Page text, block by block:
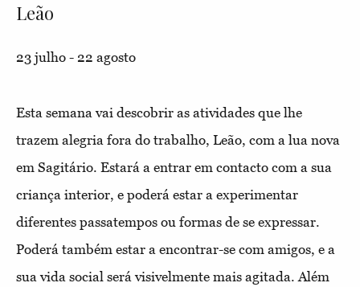
Leão
23 julho - 22 agosto
Esta semana vai descobrir as atividades que lhe
trazem alegria fora do trabalho, Leão, com a lua nova
em Sagitário. Estará a entrar em contacto com a sua
criança interior, e poderá estar a experimentar
diferentes passatempos ou formas de se expressar.
Poderá também estar a encontrar-se com amigos, e a
sua vida social será visivelmente mais agitada. Além